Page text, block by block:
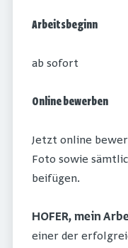
Arbeitsbeginn
ab sofort
Online bewerben
Jetzt online
Foto sowie
beifügen.
HOFER, mein
einer der